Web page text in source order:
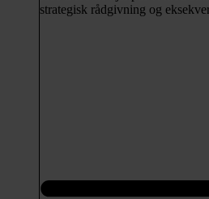
strategisk rådgivning og